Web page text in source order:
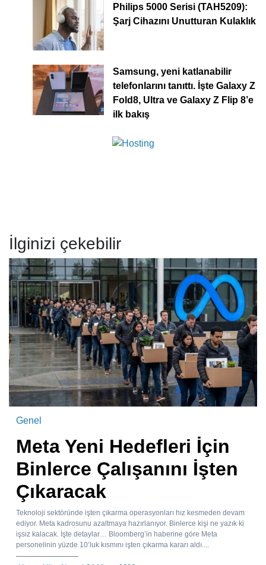
Philips 5000 Serisi (TAH5209):
Şarj Cihazını Unutturan Kulaklık
Samsung, yeni katlanabilir
telefonlarını tanıttı. İşte Galaxy Z
Fold8, Ultra ve Galaxy Z Flip 8’e
ilk bakış
İlginizi çekebilir
Genel
Meta Yeni Hedefleri İçin
Binlerce Çalışanını İşten
Çıkaracak
Teknoloji sektöründe işten çıkarma operasyonları hız kesmeden devam
ediyor. Meta kadrosunu azaltmaya hazırlanıyor. Binlerce kişi ne yazık ki
işsiz kalacak. İşte detaylar… Bloomberg’in haberine göre Meta
personelinin yüzde 10’luk kısmını işten çıkarma kararı aldı....